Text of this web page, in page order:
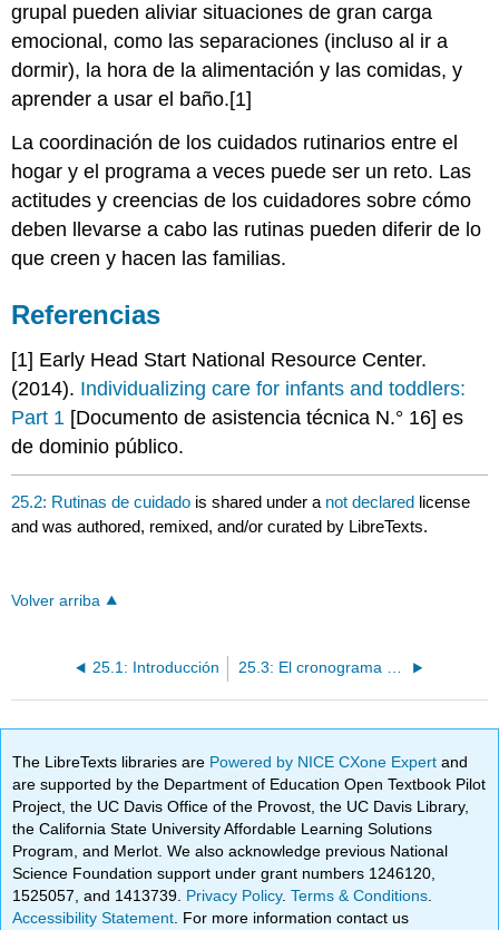
grupal pueden aliviar situaciones de gran carga
emocional, como las separaciones (incluso al ir a
dormir), la hora de la alimentación y las comidas, y
aprender a usar el baño.[1]
La coordinación de los cuidados rutinarios entre el
hogar y el programa a veces puede ser un reto. Las
actitudes y creencias de los cuidadores sobre cómo
deben llevarse a cabo las rutinas pueden diferir de lo
que creen y hacen las familias.
Referencias
[1] Early Head Start National Resource Center.
(2014). Individualizing care for infants and toddlers:
Part 1 [Documento de asistencia técnica N.° 16] es
de dominio público.
25.2: Rutinas de cuidado is shared under a not declared license
and was authored, remixed, and/or curated by LibreTexts.
Volver arriba
25.1: Introducción 25.3: El cronograma diario
The LibreTexts libraries are Powered by NICE CXone Expertand
are supported by the Department of Education Open Textbook Pilot
Project, the UC Davis Office of the Provost, the UC Davis Library,
the California State University Affordable Learning Solutions
Program, and Merlot. We also acknowledge previous National
Science Foundation support under grant numbers 1246120,
1525057, and 1413739. Privacy Policy.Terms & Conditions
Accessibility Statement . For more information contact us